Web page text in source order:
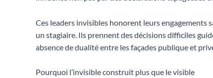
Ces leaders invisibles honorent leurs engagements
un stagiaire. Ils prennent des décisions difficiles
absence de dualité entre les façades publique et
Pourquoi l’invisible construit plus que le visible